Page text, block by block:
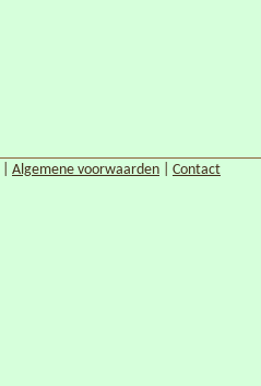
Algemene voorwaarden| Contact